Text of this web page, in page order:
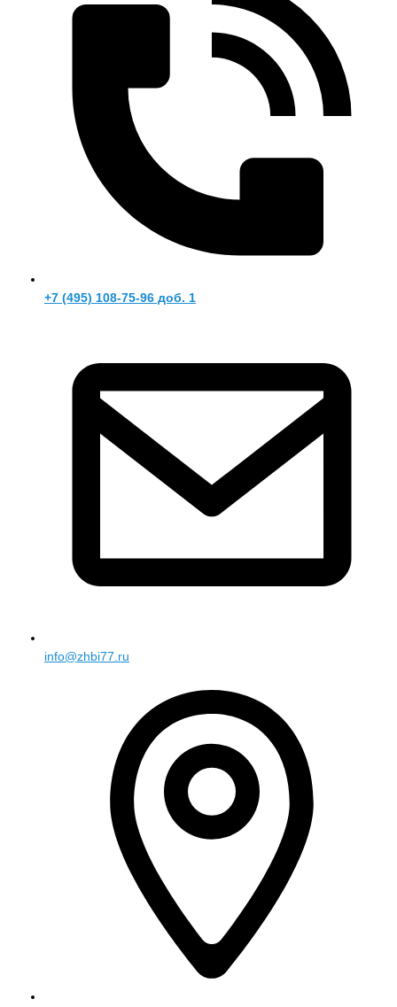
+7 (495) 108-75-96 доб. 1
info@zhbi77.ru